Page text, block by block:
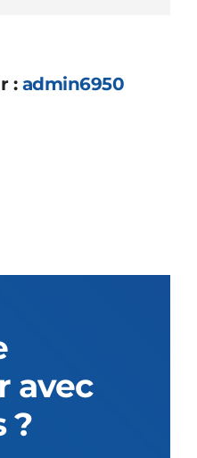
: admin6950
avec
?